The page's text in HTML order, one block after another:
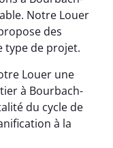
Notre Louer
des
type de projet.
Louer une
à Bourbach-
du cycle de
à la